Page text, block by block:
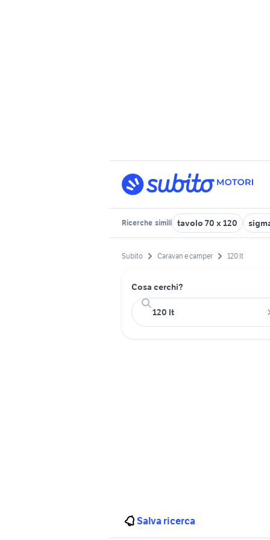
Ricerche simili tavolo 70 x 120
Subito Caravan e camper 120 lt
Cosa cerchi?
Salva ricerca